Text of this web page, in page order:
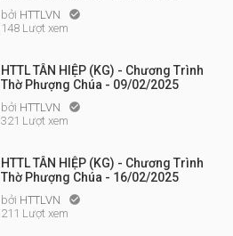
bởi HTTLVN 
148 Lượt xem
HTTL TÂN HIỆP (KG) - Chương Trình
Thờ Phượng Chúa - 09/02/2025
bởi HTTLVN 
321 Lượt xem
HTTL TÂN HIỆP (KG) - Chương Trình
Thờ Phượng Chúa - 16/02/2025
bởi HTTLVN 
211 Lượt xem